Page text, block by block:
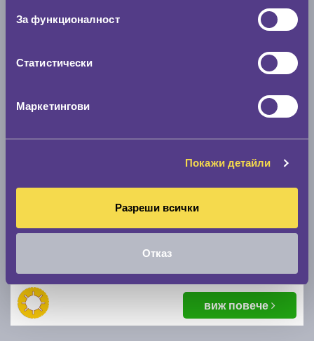
За функционалност
Статистически
Маркетингови
Покажи детайли
Разреши всички
Отказ
55.76 € / 109.06 лв.
D B 71
Налични над 20 +
56.55 € / 110.60 лв.
виж повече